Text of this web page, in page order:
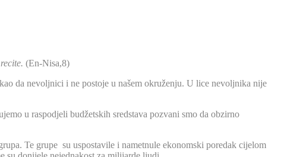
(En-Nisa,8)
da nevoljnici i ne postoje u našem okruženju. U lice nevoljnika nije
u raspodjeli budžetskih sredstava pozvani smo da obzirno
Te grupe su uspostavile i nametnule ekonomski poredak cijelom